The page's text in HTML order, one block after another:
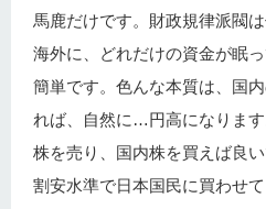
馬鹿だけです。財政規律派閥
海外に、どれだけの資金が眠
簡単です。色んな本質は、国
れば、自然に…円高になりま
株を売り、国内株を買えば良
割安水準で日本国民に買わせ